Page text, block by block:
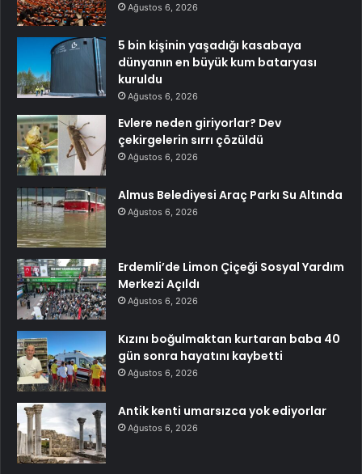
Ağustos 6, 2026
5 bin kişinin yaşadığı kasabaya
dünyanın en büyük kum bataryası
kuruldu
Ağustos 6, 2026
Evlere neden giriyorlar? Dev
çekirgelerin sırrı çözüldü
Ağustos 6, 2026
Almus Belediyesi Araç Parkı Su Altında
Ağustos 6, 2026
Erdemli’de Limon Çiçeği Sosyal Yardım
Merkezi Açıldı
Ağustos 6, 2026
Kızını boğulmaktan kurtaran baba 40
gün sonra hayatını kaybetti
Ağustos 6, 2026
Antik kenti umarsızca yok ediyorlar
Ağustos 6, 2026